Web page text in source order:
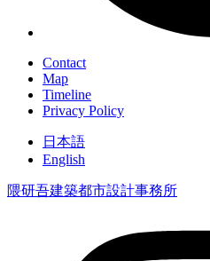
Contact
Map
Timeline
Privacy Policy
日本語
English
隈研吾建築都市設計事務所